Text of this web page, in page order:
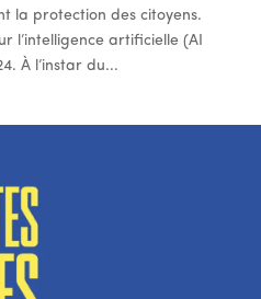
la protection des citoyens.
l’intelligence artificielle (AI
À l’instar du...